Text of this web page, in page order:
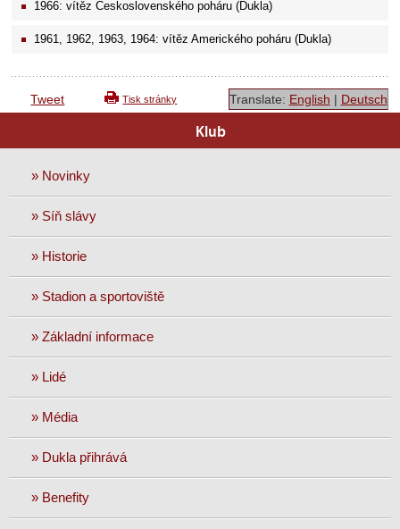
1966: vítěz Československého poháru (Dukla)
1961, 1962, 1963, 1964: vítěz Amerického poháru (Dukla)
Tweet Tisk stránky Translate: English | Deutsch
Klub
» Novinky
» Síň slávy
» Historie
» Stadion a sportoviště
» Základní informace
» Lidé
» Média
» Dukla přihrává
» Benefity